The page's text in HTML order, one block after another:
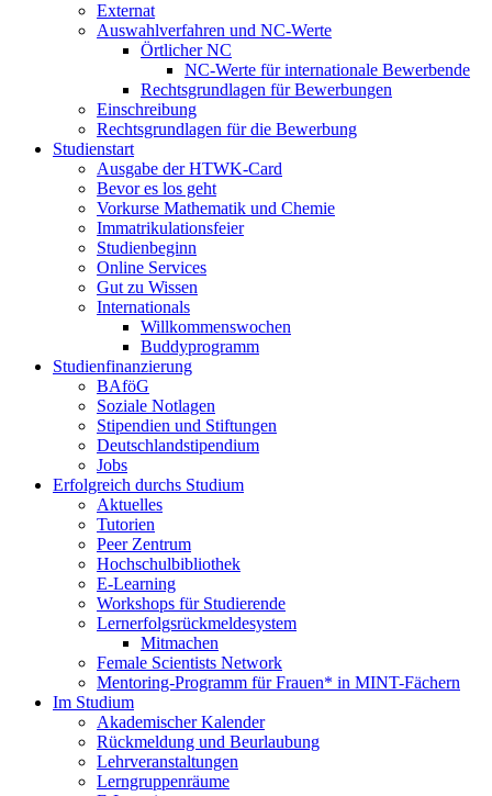
Externat
Auswahlverfahren und NC-Werte
Örtlicher NC
NC-Werte für internationale Bewerbende
Rechtsgrundlagen für Bewerbungen
Einschreibung
Rechtsgrundlagen für die Bewerbung
Studienstart
Ausgabe der HTWK-Card
Bevor es los geht
Vorkurse Mathematik und Chemie
Immatrikulationsfeier
Studienbeginn
Online Services
Gut zu Wissen
Internationals
Willkommenswochen
Buddyprogramm
Studienfinanzierung
BAföG
Soziale Notlagen
Stipendien und Stiftungen
Deutschlandstipendium
Jobs
Erfolgreich durchs Studium
Aktuelles
Tutorien
Peer Zentrum
Hochschulbibliothek
E-Learning
Workshops für Studierende
Lernerfolgsrückmeldesystem
Mitmachen
Female Scientists Network
Mentoring-Programm für Frauen* in MINT-Fächern
Im Studium
Akademischer Kalender
Rückmeldung und Beurlaubung
Lehrveranstaltungen
Lerngruppenräume